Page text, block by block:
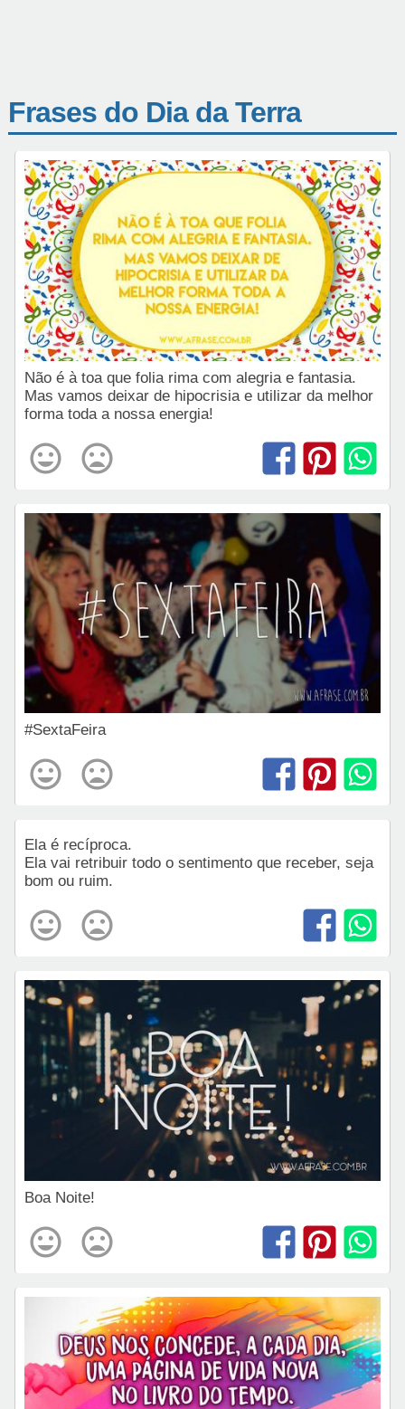
Frases do Dia da Terra
Não é à toa que folia rima com alegria e fantasia.
Mas vamos deixar de hipocrisia e utilizar da melhor
forma toda a nossa energia!
#SextaFeira
Ela é recíproca.
Ela vai retribuir todo o sentimento que receber, seja
bom ou ruim.
Boa Noite!